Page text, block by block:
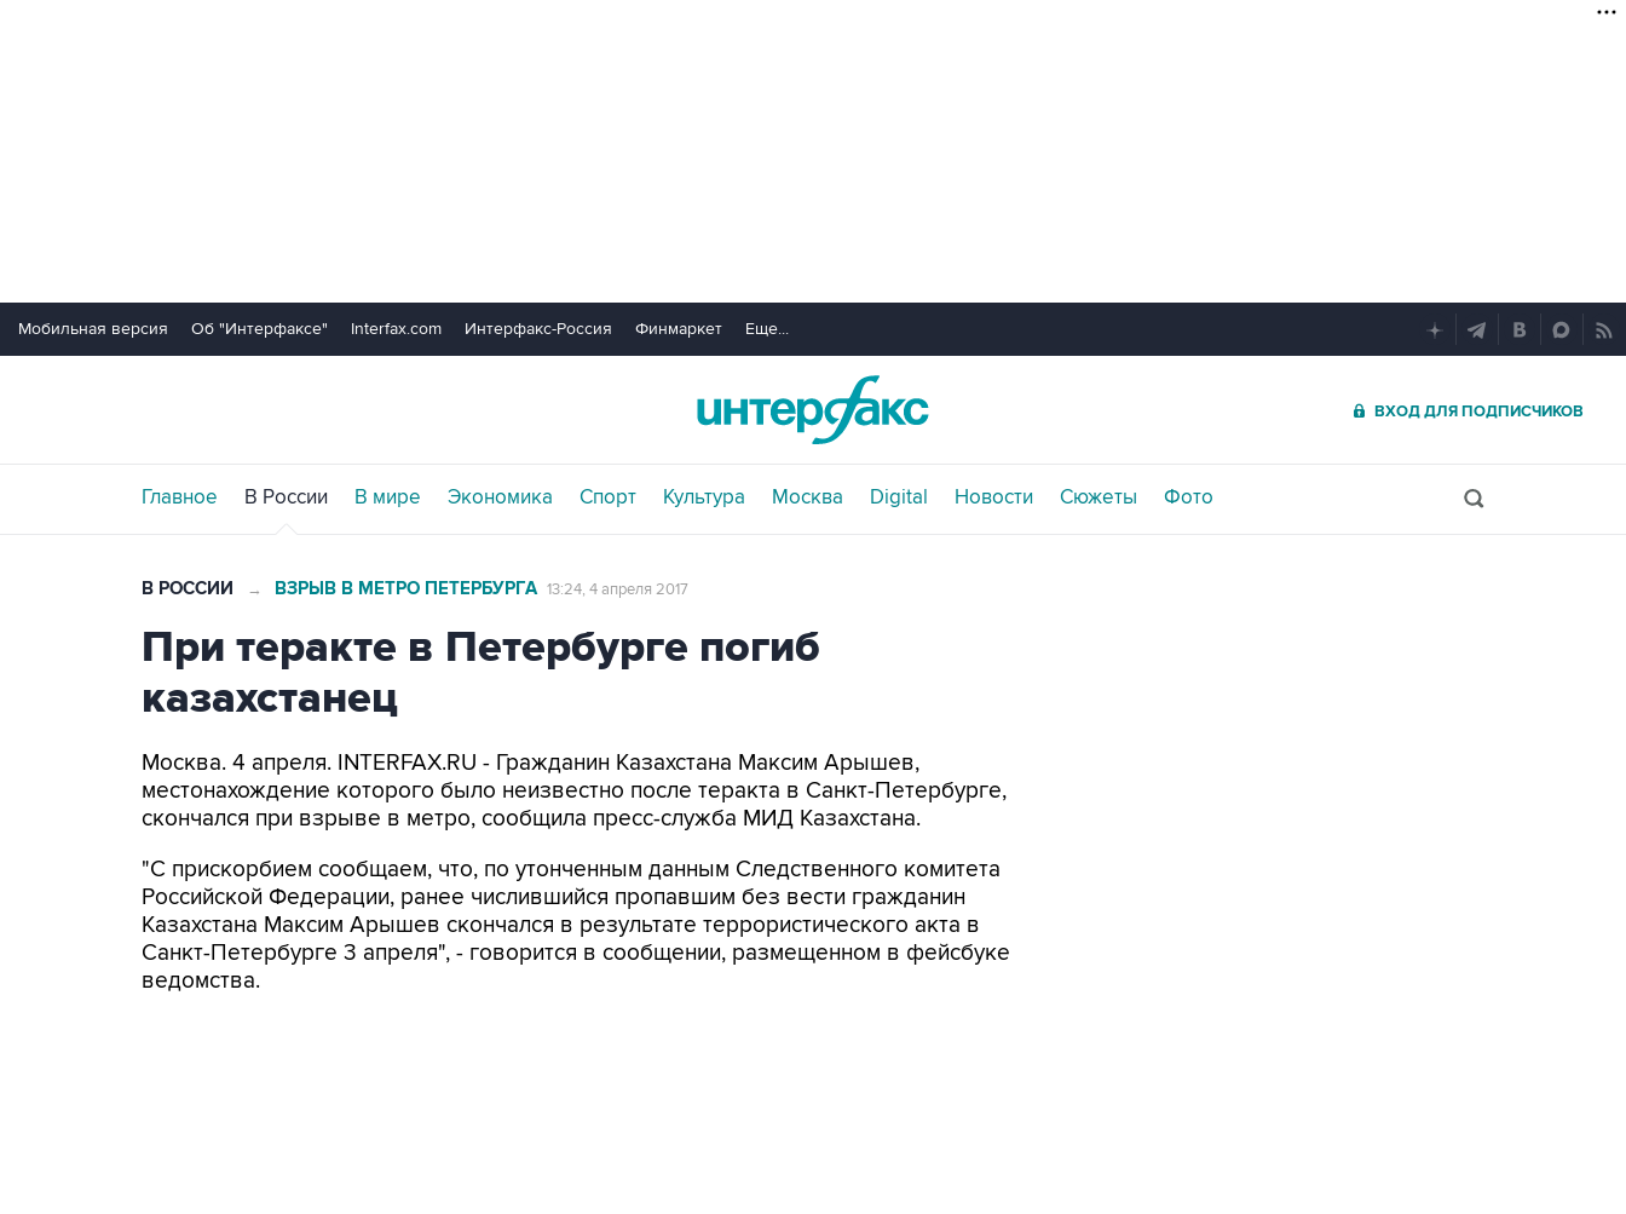
Мобильная версия Об "Интерфаксе" Interfax.com Интерфакс-Россия Финмаркет Еще...
ВХОД ДЛЯ ПОДПИСЧИКОВ
Главное В России В мире Экономика Спорт Культура Москва Digital Новости Сюжеты Фото
В РОССИИ → ВЗРЫВ В МЕТРО ПЕТЕРБУРГА 13:24, 4 апреля 2017
При теракте в Петербурге погиб
казахстанец
Москва. 4 апреля. INTERFAX.RU - Гражданин Казахстана Максим Арышев,
местонахождение которого было неизвестно после теракта в Санкт-Петербурге,
скончался при взрыве в метро, сообщила пресс-служба МИД Казахстана.
"С прискорбием сообщаем, что, по утонченным данным Следственного комитета
Российской Федерации, ранее числившийся пропавшим без вести гражданин
Казахстана Максим Арышев скончался в результате террористического акта в
Санкт-Петербурге 3 апреля", - говорится в сообщении, размещенном в фейсбуке
ведомства.